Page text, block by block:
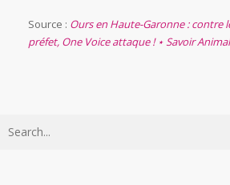
Source : Ours en Haute-Garonne : contre
préfet, One Voice attaque ! ⋆ Savoir Animal